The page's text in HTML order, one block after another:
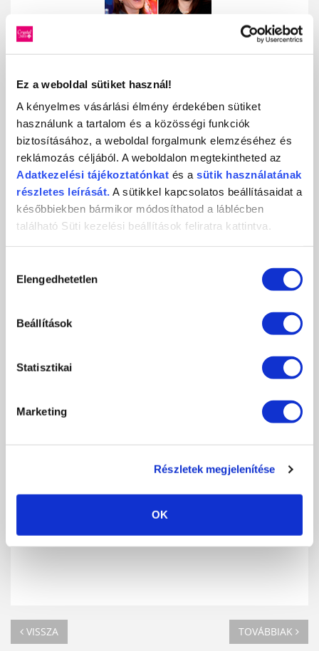
Ez a weboldal sütiket használ!
A kényelmes vásárlási élmény érdekében sütiket
használunk a tartalom és a közösségi funkciók
biztosításához, a weboldal forgalmunk elemzéséhez és
reklámozás céljából. A weboldalon megtekintheted az
Adatkezelési tájékoztatónkat és a sütik használatának
részletes leírását. A sütikkel kapcsolatos beállításaidat a
későbbiekben bármikor módosíthatod a láblécben
található Süti kezelési beállítások feliratra kattintva.
kiválasztása
Elengedhetetlen
Beállítások
Statisztikai
Marketing
Részletek megjelenítése
OK
Almási Henrietta előadása:
NailsStiletto sablonnal készülő tökéletes
stiletto köröm építése, díszítése az új Ferrari
piros, ezüst 3D-zselékkel, extrém csillogás és
az új 2012-es Swarovski óriáskövek (pillangó)
beépítése.
Váradi Szabina (Twixi) előadása:"Hamis"
aquarell akrilfestékkel, kombinálva egy
mozdulat technikával a díszítő Olimpiai
bajnoktól.
Új, márványozás
és tűzminta Gél lakkal! - trükkös, egyszerű,
Kóbori Judit előadása: porcelándíszítés és
VISSZA TOVÁBBIAK